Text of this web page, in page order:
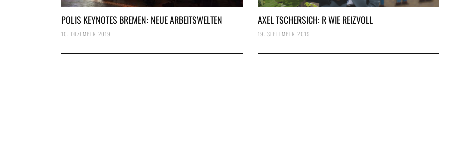
POLIS KEYNOTES BREMEN: NEUE ARBEITSWELTEN
10. DEZEMBER 2019
AXEL TSCHERSICH: R WIE REIZVOLL
19. SEPTEMBER 2019